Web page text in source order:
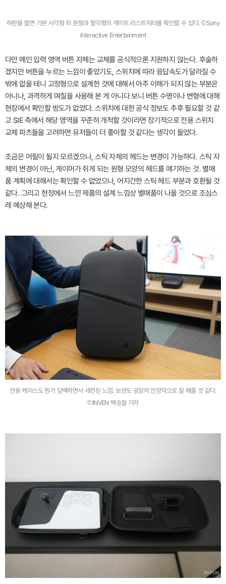
하판을 열면 기본 사각형 외 원형과 팔각형의 게이트 리스트릭터를 확인할 수 있다. ©Sony
Interactive Entertainment
다만 메인 입력 영역 버튼 자체는 교체를 공식적으론 지원하지 않는다. 후술하
겠지만 버튼을 누르는 느낌이 좋았기도, 스위치에 따라 응답속도가 달라질 수
밖에 없을 테니 고정형으로 설계한 것에 대해서 아주 이해가 되지 않는 부분은
아니나, 과격하게 며칠을 사용해 본 게 아니다 보니 버튼 수명이나 변형에 대해
현장에서 확인할 방도가 없었다. 스위치에 대한 공식 정보도 추후 필요할 것 같
고 SIE 측에서 해당 영역을 꾸준히 개척할 것이라면 장기적으로 전용 스위치
교체 파츠들을 고려하면 유저들이 더 좋아할 것 같다는 생각이 들었다.
조금은 어필이 될지 모르겠으나, 스틱 자체의 헤드는 변경이 가능하다. 스틱 자
체의 변경이 아닌, 게이머가 쥐게 되는 원형 모양의 헤드를 얘기하는 것. 별매
품 계획에 대해서는 확인할 수 없었으나, 어지간한 스틱 헤드 부분과 호환될 것
같다. 그리고 현장에서 느낀 제품의 설계 느낌상 별매품이 나올 것으로 조심스
레 예상해 본다.
전용 케이스도 뭔가 담백하면서 세련된 느낌. 보관도 굉장히 안정적으로 잘 해줄 것 같다.
©INVEN 백승철 기자